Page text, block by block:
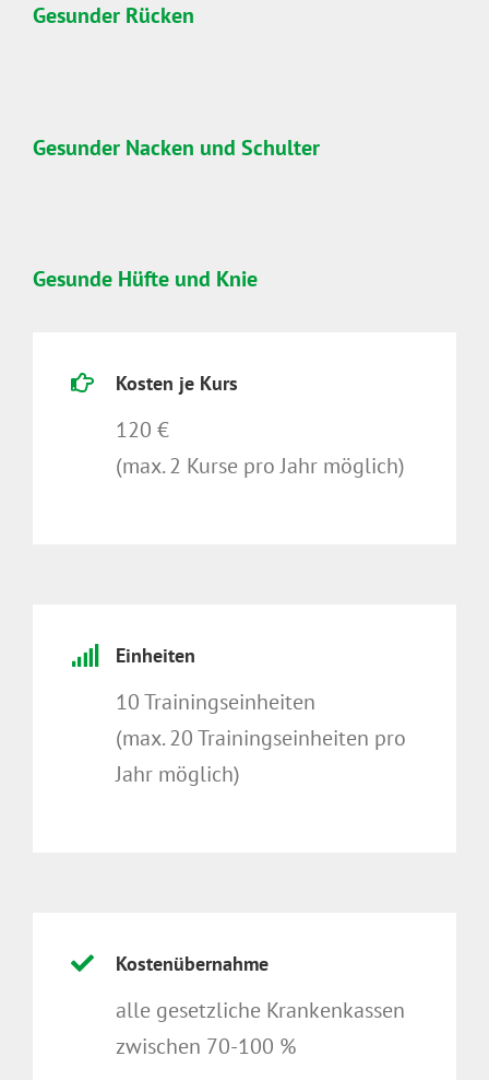
Gesunder Rücken
Gesunder Nacken und Schulter
Gesunde Hüfte und Knie
Kosten je Kurs
120 €
(max. 2 Kurse pro Jahr möglich)
Einheiten
10 Trainingseinheiten
(max. 20 Trainingseinheiten pro
Jahr möglich)
Kostenübernahme
alle gesetzliche Krankenkassen
zwischen 70-100 %